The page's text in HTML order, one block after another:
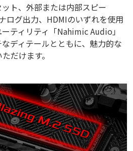
ト、外部または内部スピー
ログ出力、HDMIのいずれを使用
ティリティ「Nahimic Audio」
ディテールとともに、魅力的な
だけます。